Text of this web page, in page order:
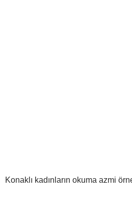
Konaklı kadınların okuma azmi